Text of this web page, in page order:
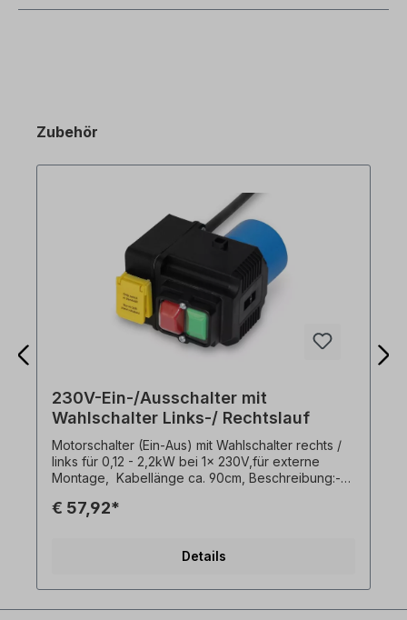
Zubehör
230V-Ein-/Ausschalter mit
Wahlschalter Links-/ Rechtslauf
Motorschalter (Ein-Aus) mit Wahlschalter rechts /
links für 0,12 - 2,2kW bei 1x 230V,für externe
Montage, Kabellänge ca. 90cm, Beschreibung:-
1x230V,- Umgebungstemperatur -5°C bis +40°C-
€ 57,92*
Details